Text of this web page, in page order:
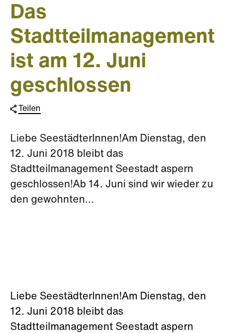
Das
Stadtteilmanagement
ist am 12. Juni
geschlossen
Teilen
Liebe SeestädterInnen!Am Dienstag, den
12. Juni 2018 bleibt das
Stadtteilmanagement Seestadt aspern
geschlossen!Ab 14. Juni sind wir wieder zu
den gewohnten...
Liebe SeestädterInnen!Am Dienstag, den
12. Juni 2018 bleibt das
Stadtteilmanagement Seestadt aspern